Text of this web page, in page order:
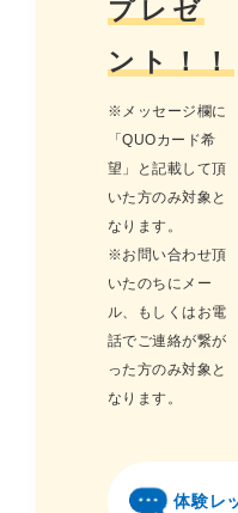
プレゼ
ント！！
※メッセージ欄に
「QUOカード希
望」と記載して頂
いた方のみ対象と
なります。
※お問い合わせ頂
いたのちにメー
ル、もしくはお電
話でご連絡が繋が
った方のみ対象と
なります。
体験レ